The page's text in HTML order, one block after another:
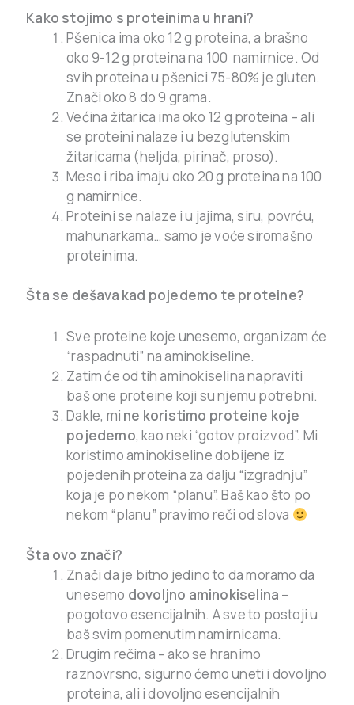
Kako stojimo s proteinima u hrani?
Pšenica ima oko 12 g proteina, a brašno
oko 9-12 g proteina na 100 namirnice. Od
svih proteina u pšenici 75-80% je gluten.
Znači oko 8 do 9 grama.
Većina žitarica ima oko 12 g proteina – ali
se proteini nalaze i u bezglutenskim
žitaricama (heljda, pirinač, proso).
Meso i riba imaju oko 20 g proteina na 100
g namirnice.
Proteini se nalaze i u jajima, siru, povrću,
mahunarkama… samo je voće siromašno
proteinima.
Šta se dešava kad pojedemo te proteine?
Sve proteine koje unesemo, organizam će
“raspadnuti” na aminokiseline.
Zatim će od tih aminokiselina napraviti
baš one proteine koji su njemu potrebni.
Dakle, mi ne koristimo proteine koje
pojedemo, kao neki “gotov proizvod”. Mi
koristimo aminokiseline dobijene iz
pojedenih proteina za dalju “izgradnju”
koja je po nekom “planu”. Baš kao što po
nekom “planu” pravimo reči od slova
Šta ovo znači?
Znači da je bitno jedino to da moramo da
unesemo dovoljno aminokiselina –
pogotovo esencijalnih. A sve to postoji u
baš svim pomenutim namirnicama.
Drugim rečima – ako se hranimo
raznovrsno, sigurno ćemo uneti i dovoljno
proteina, ali i dovoljno esencijalnih